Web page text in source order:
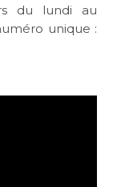
du lundi au
unique :